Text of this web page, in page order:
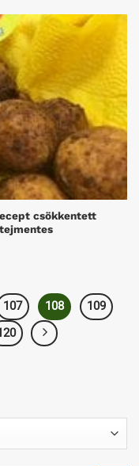
csökkentett
107 108
109